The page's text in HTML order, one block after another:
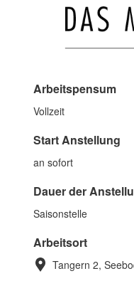
Arbeitspensum
Vollzeit
Start Anstellung
an sofort
Dauer der
Saisonstelle
Arbeitsort
Tangern 2,